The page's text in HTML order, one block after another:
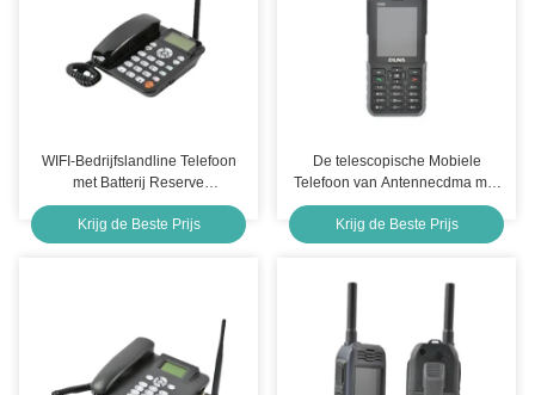
WIFI-Bedrijfslandline Telefoon
met Batterij Reserve
Ingebouwde Macht 2000mAh
Android
Krijg de Beste Prijs
De telescopische Mobiele
Telefoon van Antennecdma met
Sterke Signaalontvangst
450Mhz
Krijg de Beste Prijs